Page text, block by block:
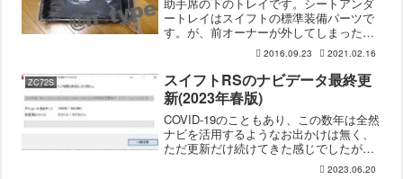
ートレイはスイフトの標準装備パーツで
す。が、前オーナーが外してしまったの
か何なのか、付いていないことに気付い
たので取り寄せてもらいました。シート
アンダートレイ初めてのスズキで初めて
注文したのがこれになると...
2016.09.23 2021.02.16
ZC72S
スイフトRSのナビデータ最終更
新(2023年春版)
COVID-19のこともあり、この数年は全然
ナビを活用するようなお出かけは無く、
ただ更新だけ続けてきた感じでしたが、
ついにナビの更新が最終版となってしま
2023.06.20